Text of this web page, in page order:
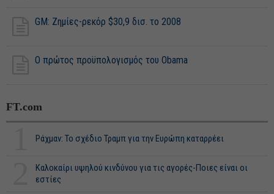
GM: Ζημίες-ρεκόρ $30,9 δισ. το 2008
Ο πρώτος προϋπολογισμός του Obama
FT.com
Ράχμαν: Το σχέδιο Τραμπ για την Ευρώπη καταρρέει
Καλοκαίρι υψηλού κινδύνου για τις αγορές-Ποιες είναι οι
εστίες